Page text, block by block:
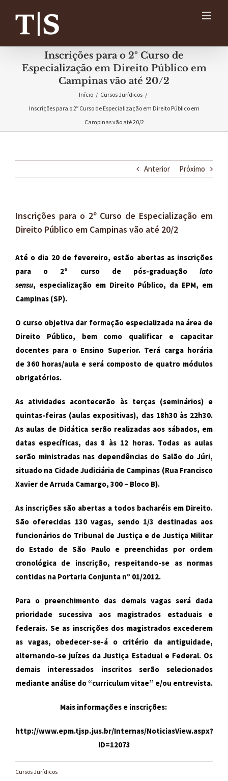
conteúdo
Inscrições para o 2º Curso de
Especialização em Direito Público em
Campinas vão até 20/2
Início / Cursos Jurídicos /
Inscrições para o 2º Curso de Especialização em Direito Público em
Campinas vão até 20/2
Anterior Próximo
Inscrições para o 2º Curso de Especialização em
Direito Público em Campinas vão até 20/2
Até o dia 20 de fevereiro, estão abertas as inscrições
para o 2º curso de pós-graduação lato
sensu, especialização em Direito Público, da EPM, em
Campinas (SP).
O curso objetiva dar formação especializada na área de
Direito Público, bem como qualificar e capacitar
docentes para o Ensino Superior. Terá carga horária
de 360 horas/aula e será composto de quatro módulos
obrigatórios.
As atividades acontecerão às terças (seminários) e
quintas-feiras (aulas expositivas), das 18h30 às 22h30.
As aulas de Didática serão realizadas aos sábados, em
datas específicas, das 8 às 12 horas. Todas as aulas
serão ministradas nas dependências do Salão do Júri,
situado na Cidade Judiciária de Campinas (Rua Francisco
Xavier de Arruda Camargo, 300 – Bloco B).
As inscrições são abertas a todos bacharéis em Direito.
São oferecidas 130 vagas, sendo 1/3 destinadas aos
funcionários do Tribunal de Justiça e de Justiça Militar
do Estado de São Paulo e preenchidas por ordem
cronológica de inscrição, respeitando-se as normas
contidas na Portaria Conjunta nº 01/2012.
Para o preenchimento das demais vagas será dada
prioridade sucessiva aos magistrados estaduais e
federais. Se as inscrições dos magistrados excederem
as vagas, obedecer-se-á o critério da antiguidade,
alternando-se juízes da Justiça Estadual e Federal. Os
demais interessados inscritos serão selecionados
mediante análise do “curriculum vitae” e/ou entrevista.
Mais informações e inscrições:
http://www.epm.tjsp.jus.br/Internas/NoticiasView.aspx?
ID=12073
Cursos Jurídicos